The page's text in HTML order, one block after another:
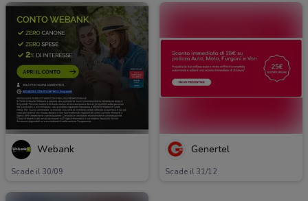
Webank
Scade il 30/09
Genertel
Scade il 31/12